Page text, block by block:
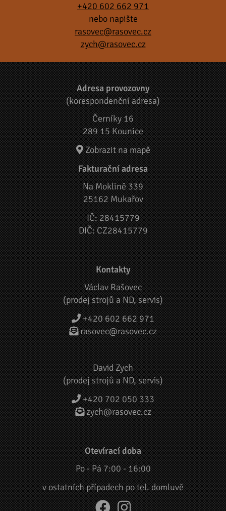
+420 602 662 971
nebo napište
rasovec@rasovec.cz
zych@rasovec.cz
Adresa provozovny
(korespondenční adresa)
Černíky 16
289 15 Kounice
Zobrazit na mapě
Fakturační adresa
Na Moklině 339
25162 Mukařov
IČ: 28415779
DIČ: CZ28415779
Kontakty
Václav Rašovec
(prodej strojů a ND, servis)
+420 602 662 971
rasovec@rasovec.cz
David Zych
(prodej strojů a ND, servis)
+420 702 050 333
zych@rasovec.cz
Otevírací doba
Po - Pá 7:00 - 16:00
v ostatních případech po tel. domluvě